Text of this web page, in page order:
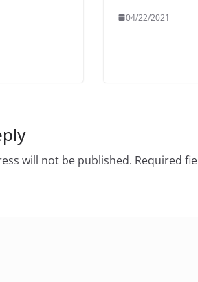
04/22/2021
will not be published. Required